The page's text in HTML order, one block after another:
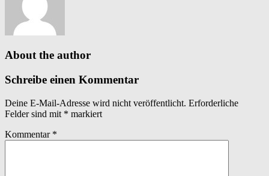
About the author
Schreibe einen Kommentar
Deine E-Mail-Adresse wird nicht veröffentlicht. Erforderliche
Felder sind mit * markiert
Kommentar *